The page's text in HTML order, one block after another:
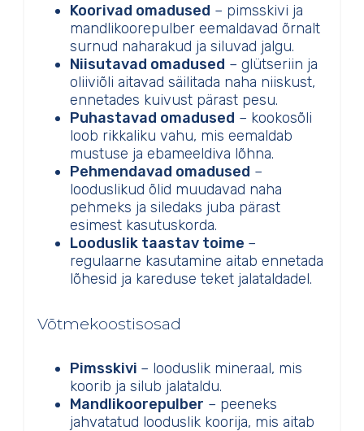
Koorivad omadused – pimsskivi ja
mandlikoorepulber eemaldavad õrnalt
surnud naharakud ja siluvad jalgu.
Niisutavad omadused – glütseriin ja
oliiviõli aitavad säilitada naha niiskust,
ennetades kuivust pärast pesu.
Puhastavad omadused – kookosõli
loob rikkaliku vahu, mis eemaldab
mustuse ja ebameeldiva lõhna.
Pehmendavad omadused –
looduslikud õlid muudavad naha
pehmeks ja siledaks juba pärast
esimest kasutuskorda.
Looduslik taastav toime –
regulaarne kasutamine aitab ennetada
lõhesid ja kareduse teket jalataldadel.
Võtmekoostisosad
Pimsskivi – looduslik mineraal, mis
koorib ja silub jalataldu.
Mandlikoorepulber – peeneks
jahvatatud looduslik koorija, mis aitab